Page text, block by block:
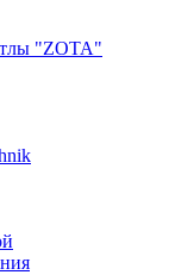
"ZOTA"